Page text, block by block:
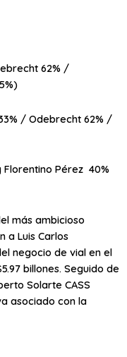
62% /
/ Odebrecht 62% /
Florentino Pérez 40%
más ambicioso
a Luis Carlos
negocio de vial en el
billones. Seguido de
Solarte CASS
asociado con la